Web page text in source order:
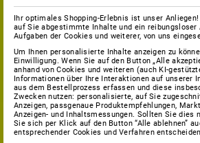
Ihr optimales Shopping-Erlebnis ist unser
auf Sie abgestimmte Inhalte und ein reibungsloser
Aufgaben der Cookies und weiterer, von uns
Um Ihnen personalisierte Inhalte anzeigen zu
Einwilligung. Wenn Sie auf den Button „Alle
anhand von Cookies und weiteren (auch KI-
Informationen über Ihre Interaktionen auf unserer
aus dem Bestellprozess erfassen und diese
Zwecken nutzen: personalisierte, auf Sie
Anzeigen, passgenaue Produktempfehlungen,
Anzeigen- und Inhaltsmessungen. Sollten Sie dies
Sie sich per Klick auf den Button “Alle ablehnen”
entsprechender Cookies und Verfahren